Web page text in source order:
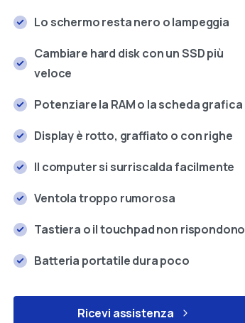
Lo schermo resta nero o lampeggia
Cambiare hard disk con un SSD più
veloce
Potenziare la RAM o la scheda grafica
Display è rotto, graffiato o con righe
Il computer si surriscalda facilmente
Ventola troppo rumorosa
Tastiera o il touchpad non rispondono
Batteria portatile dura poco
Ricevi assistenza